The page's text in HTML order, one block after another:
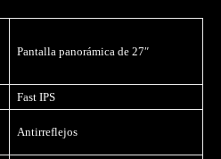
Pantalla panorámica de 27″
Fast IPS
Antirreflejos